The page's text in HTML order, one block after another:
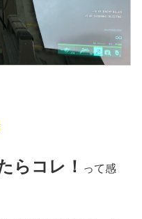
らコレ！
って感